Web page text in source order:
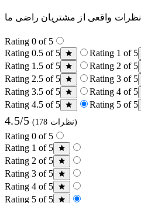
نظرات واقعی از مشتریان راضی ما
Rating 0 of 5
Rating 0.5 of 5
Rating 1 of 5
Rating 1.5 of 5
Rating 2 of 5
Rating 2.5 of 5
Rating 3 of 5
Rating 3.5 of 5
Rating 4 of 5
Rating 4.5 of 5
Rating 5 of 5
4.5/5 (178 نظرات)
Rating 0 of 5
Rating 1 of 5
Rating 2 of 5
Rating 3 of 5
Rating 4 of 5
Rating 5 of 5